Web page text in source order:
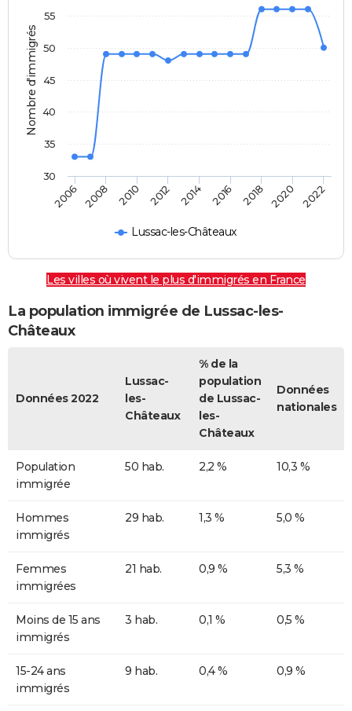
Nombre d'immigrés
Lussac-les-Châteaux
2006 2008 2010 2012 2014 2016 2018 2020 2022
30
35
40
45
50
55
Les villes où vivent le plus d'immigrés en France
La population immigrée de Lussac-les-
Châteaux
Données 2022
Lussac-
les-
Châteaux
% de la
population
de Lussac-
les-
Châteaux
Données
nationales
Population
immigrée
50 hab. 2,2 % 10,3 %
Hommes
immigrés
29 hab. 1,3 % 5,0 %
Femmes
immigrées
21 hab. 0,9 % 5,3 %
Moins de 15 ans
immigrés
3 hab. 0,1 % 0,5 %
15-24 ans
immigrés
9 hab. 0,4 % 0,9 %